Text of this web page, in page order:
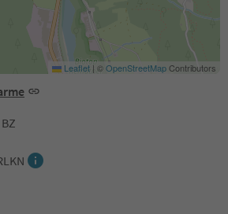
Leaflet | ©OpenStreetMapContributors